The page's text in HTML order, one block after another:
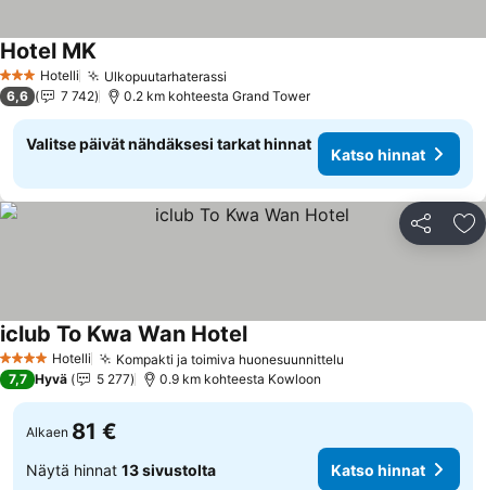
3 Tähtiluokitus
Hotelli Ulkopuutarhaterassi
Hotel MK
6,6 7 742 0.2 km kohteesta Grand Tower
Valitse päivät nähdäksesi tarkat hinnat
Katso hinnat
Jaa
4 Tähtiluokitus
Hotelli Kompakti ja toimiva huonesuunnittelu
iclub To Kwa Wan Hotel
7,7 Hyvä 5 277 0.9 km kohteesta Kowloon
Alkaen 81 €
Näytä hinnat 13 sivustolta Katso hinnat